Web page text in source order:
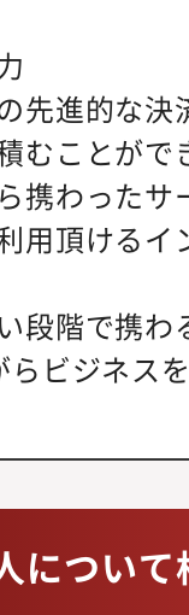
先進的な
むことがで
携わった
用頂ける
段階で携
ビジネス
につい